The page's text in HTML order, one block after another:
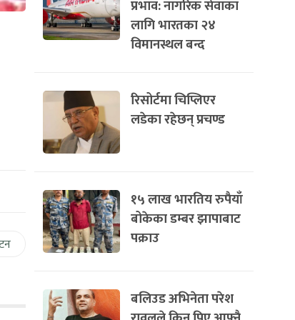
प्रभाव: नागरिक सेवाका
लागि भारतका २४
विमानस्थल बन्द
रिसोर्टमा चिप्लिएर
लडेका रहेछन् प्रचण्ड
१५ लाख भारतिय रुपैयाँ
बोकेका डम्बर झापाबाट
पक्राउ
बलिउड अभिनेता परेश